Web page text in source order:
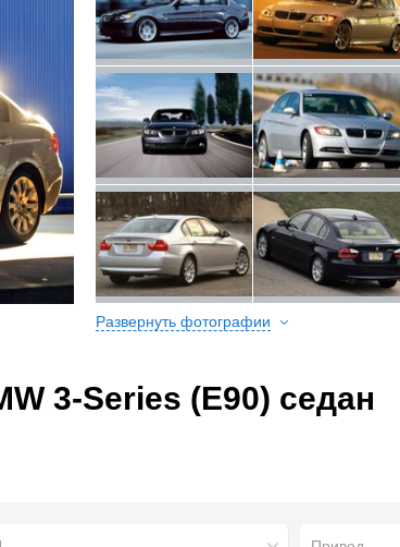
Развернуть фотографии
3-Series (E90) седан